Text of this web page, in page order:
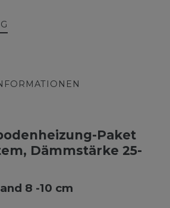
Paket
Dämmstärke 25-
8 -10 cm